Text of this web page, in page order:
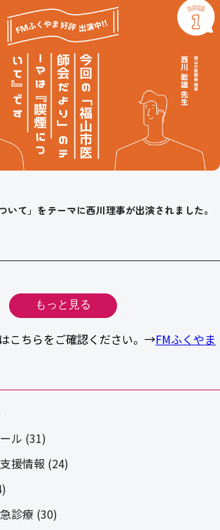
いて」をテーマに西川理事が出演されました。
もっと見る
こちらをご確認ください。→FMふくやま
ル (31)
援情報 (24)
診療 (30)